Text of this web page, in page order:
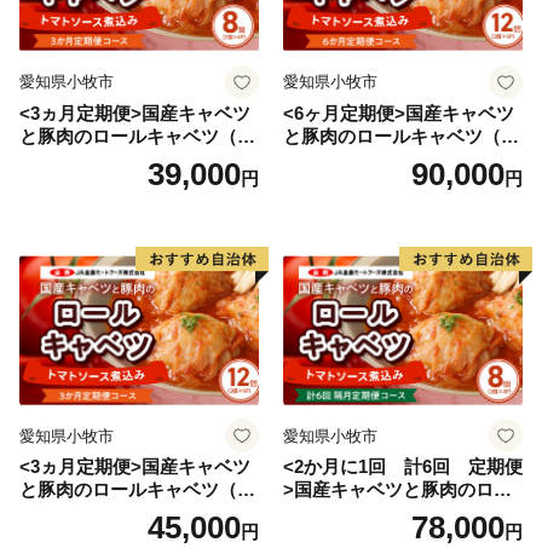
海岸部や離島には亜熱帯植物が分布しています。
愛知県小牧市
<3ヵ月定期便>国産キャベツ
と豚肉のロールキャベツ（4P
39,000円
愛知県小牧市
<6ヶ月定期便>国産キャベツ
と豚肉のロールキャベツ（6P
90,000円
愛知県小牧市
<3ヵ月定期便>国産キャベツ
と豚肉のロールキャベツ（6P
45,000円
愛知県小牧市
<2か月に1回 計6回 定期便
>国産キャベツと豚肉のロー
ルキャベツ（4P入り）
78,000円